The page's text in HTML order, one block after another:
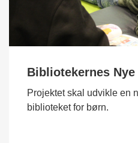
Bibliotekernes
Projektet skal udvikle en
biblioteket for børn.